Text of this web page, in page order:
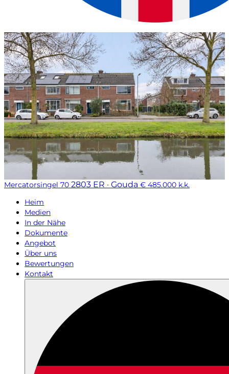
Mercatorsingel 70 2803 ER · Gouda € 485.000 k.k.
Heim
Medien
In der Nähe
Dokumente
Angebot
Über uns
Bewertungen
Kontakt